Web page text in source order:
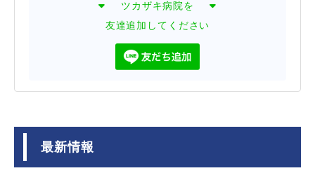
ツカザキ病院を
友達追加してください
最新情報